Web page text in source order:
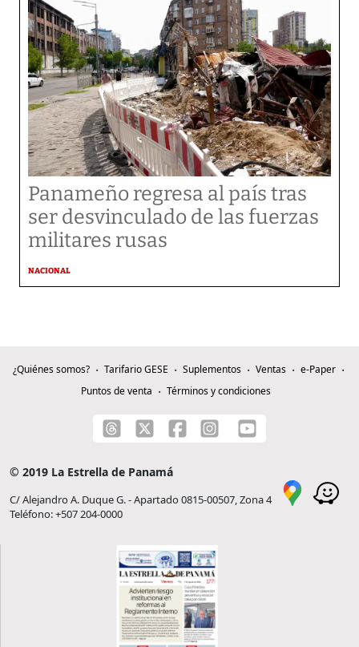
Panameño regresa al país tras
ser desvinculado de las fuerzas
militares rusas
NACIONAL
¿Quiénes somos? Tarifario GESE Suplementos Ventas
e-Paper
Puntos de venta
Términos y condiciones
© 2019 La Estrella de Panamá
C/ Alejandro A. Duque G. - Apartado 0815-00507, Zona 4
Teléfono: +507 204-0000